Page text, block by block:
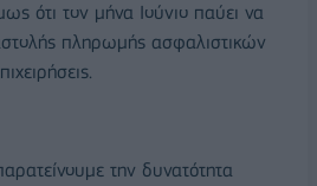
ότι τον μήνα Ιούνιο παύει να
πληρωμής ασφαλιστικών
την δυνατότητα